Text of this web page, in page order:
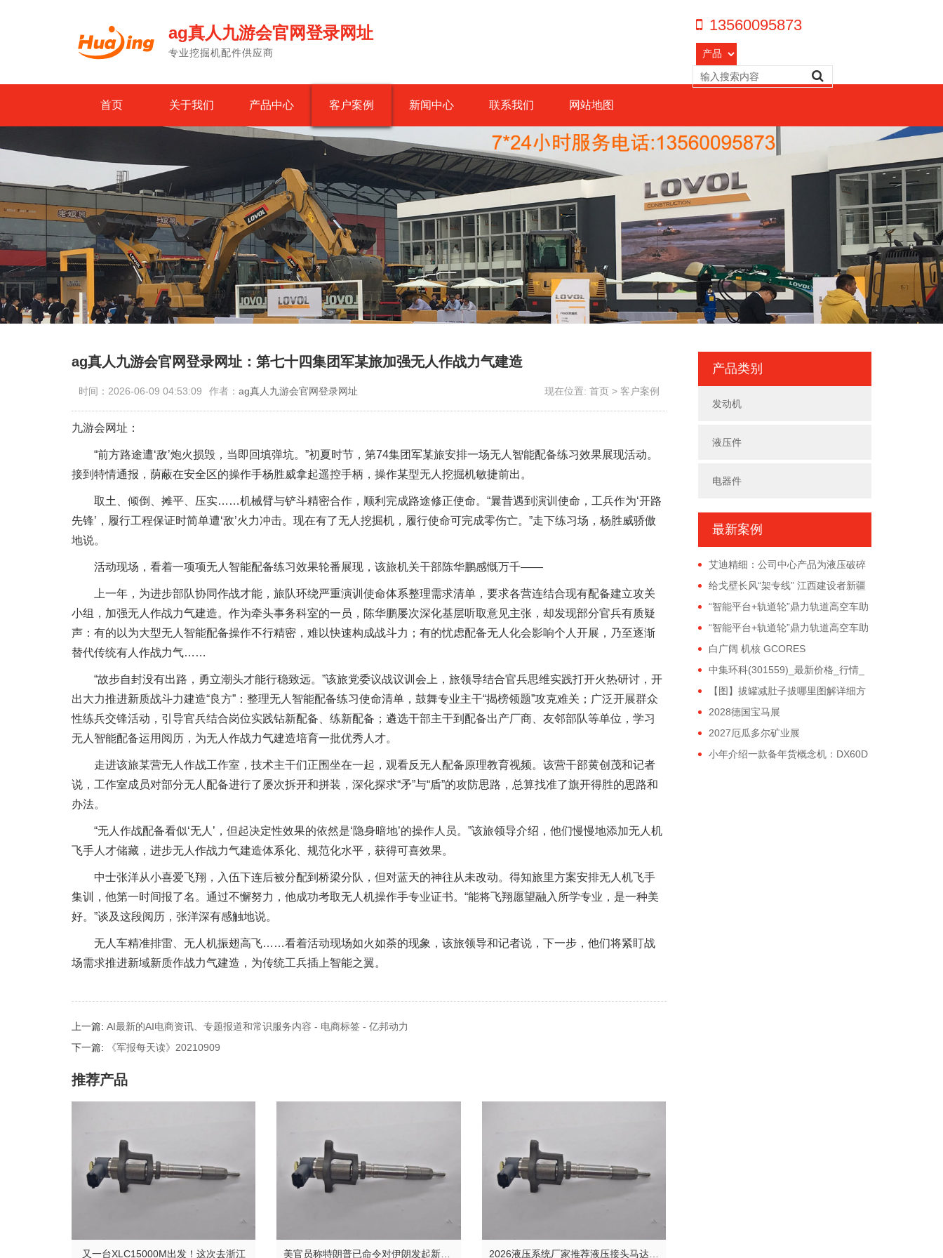
ag真人九游会官网登录网址
专业挖掘机配件供应商
13560095873
首页 关于我们 产品中心 客户案例 新闻中心 联系我们 网站地图
ag真人九游会官网登录网址：第七十四集团军某旅加强无人作战力气建造
时间：2026-06-09 04:53:09 作者： ag真人九游会官网登录网址 现在位置: 首页> 客户案例
九游会网址：
“前方路途遭‘敌’炮火损毁，当即回填弹坑。”初夏时节，第74集团军某旅安排一场无人智能配备练习效果展现活动。
接到特情通报，荫蔽在安全区的操作手杨胜威拿起遥控手柄，操作某型无人挖掘机敏捷前出。
取土、倾倒、摊平、压实……机械臂与铲斗精密合作，顺利完成路途修正使命。“曩昔遇到演训使命，工兵作为‘开路
先锋’，履行工程保证时简单遭‘敌’火力冲击。现在有了无人挖掘机，履行使命可完成零伤亡。”走下练习场，杨胜威骄傲
地说。
活动现场，看着一项项无人智能配备练习效果轮番展现，该旅机关干部陈华鹏感慨万千——
上一年，为进步部队协同作战才能，旅队环绕严重演训使命体系整理需求清单，要求各营连结合现有配备建立攻关
小组，加强无人作战力气建造。作为牵头事务科室的一员，陈华鹏屡次深化基层听取意见主张，却发现部分官兵有质疑
声：有的以为大型无人智能配备操作不行精密，难以快速构成战斗力；有的忧虑配备无人化会影响个人开展，乃至逐渐
替代传统有人作战力气……
“故步自封没有出路，勇立潮头才能行稳致远。”该旅党委议战议训会上，旅领导结合官兵思维实践打开火热研讨，开
出大力推进新质战斗力建造“良方”：整理无人智能配备练习使命清单，鼓舞专业主干“揭榜领题”攻克难关；广泛开展群众
性练兵交锋活动，引导官兵结合岗位实践钻新配备、练新配备；遴选干部主干到配备出产厂商、友邻部队等单位，学习
无人智能配备运用阅历，为无人作战力气建造培育一批优秀人才。
走进该旅某营无人作战工作室，技术主干们正围坐在一起，观看反无人配备原理教育视频。该营干部黄创茂和记者
说，工作室成员对部分无人配备进行了屡次拆开和拼装，深化探求“矛”与“盾”的攻防思路，总算找准了旗开得胜的思路和
办法。
“无人作战配备看似‘无人’，但起决定性效果的依然是‘隐身暗地’的操作人员。”该旅领导介绍，他们慢慢地添加无人机
飞手人才储藏，进步无人作战力气建造体系化、规范化水平，获得可喜效果。
中士张洋从小喜爱飞翔，入伍下连后被分配到桥梁分队，但对蓝天的神往从未改动。得知旅里方案安排无人机飞手
集训，他第一时间报了名。通过不懈努力，他成功考取无人机操作手专业证书。“能将飞翔愿望融入所学专业，是一种美
好。”谈及这段阅历，张洋深有感触地说。
无人车精准排雷、无人机振翅高飞……看着活动现场如火如荼的现象，该旅领导和记者说，下一步，他们将紧盯战
场需求推进新域新质作战力气建造，为传统工兵插上智能之翼。
上一篇: AI最新的AI电商资讯、专题报道和常识服务内容 - 电商标签 - 亿邦动力
下一篇:
《军报每天读》20210909
推荐产品
又一台XLC15000M出发！这次去浙江 美官员称特朗普已命令对伊朗发起新一轮突击 2026液压系统厂家推荐液压接头马达配件转向器厂家优选指南！
产品类别
发动机
液压件
电器件
最新案例
艾迪精细：公司中心产品为液压破碎
锤和高端液压件
给戈壁长风“架专线” 江西建设者新疆
戈壁架设能源新动脉
“智能平台+轨道轮”鼎力轨道高空车助
力大湾区交通建设！
“智能平台+轨道轮”鼎力轨道高空车助
力大湾区交通建设！
白广阔 机核 GCORES
中集环科(301559)_最新价格_行情_
走势图—东方财富网
【图】拔罐减肚子拔哪里图解详细方
位一看就会
2028德国宝马展
2027厄瓜多尔矿业展
小年介绍一款备年货概念机：DX60D